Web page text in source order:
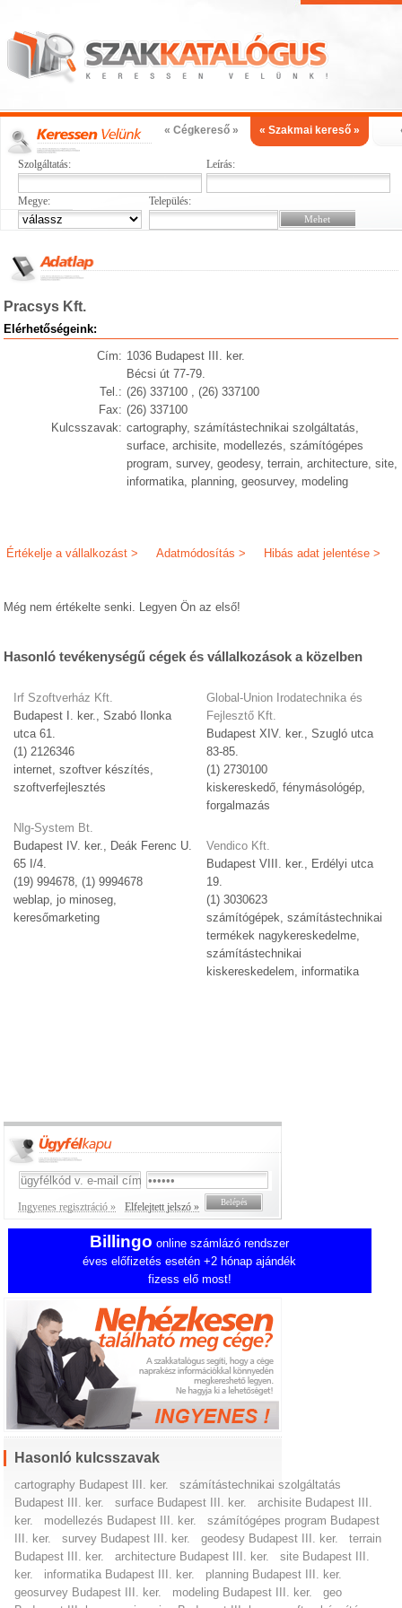
« Cégkereső » « Szakmai kereső »
Szolgáltatás: Leírás:
Megye: Település:
Pracsys Kft.
Elérhetőségeink:
Cím: 1036 Budapest III. ker.
Bécsi út 77-79.
Tel.: (26) 337100 , (26) 337100
Fax: (26) 337100
Kulcsszavak: cartography, számítástechnikai szolgáltatás,
surface, archisite, modellezés, számítógépes
program, survey, geodesy, terrain, architecture, site,
informatika, planning, geosurvey, modeling
Hibás adat jelentése >
Adatmódosítás >
Értékelje a vállalkozást >
Még nem értékelte senki. Legyen Ön az első!
Hasonló tevékenységű cégek és vállalkozások a közelben
Irf Szoftverház Kft.
Budapest I. ker., Szabó Ilonka
utca 61.
(1) 2126346
internet, szoftver készítés,
szoftverfejlesztés
Nlg-System Bt.
Budapest IV. ker., Deák Ferenc U.
65 I/4.
(19) 994678, (1) 9994678
weblap, jo minoseg,
keresőmarketing
Global-Union Irodatechnika és
Fejlesztő Kft.
Budapest XIV. ker., Szugló utca
83-85.
(1) 2730100
kiskereskedő, fénymásológép,
forgalmazás
Vendico Kft.
Budapest VIII. ker., Erdélyi utca
19.
(1) 3030623
számítógépek, számítástechnikai
termékek nagykereskedelme,
számítástechnikai
kiskereskedelem, informatika
Ingyenes regisztráció » Elfelejtett jelszó »
Billingo online számlázó rendszer
éves előfizetés esetén +2 hónap ajándék
fizess elő most!
Hasonló kulcsszavak
cartography Budapest III. ker.
számítástechnikai szolgáltatás
Budapest III. ker.
surface Budapest III. ker.
archisite Budapest III.
ker.
modellezés Budapest III. ker.
számítógépes program Budapest
III. ker.
survey Budapest III. ker. geodesy Budapest III. ker.
terrain
Budapest III. ker.
architecture Budapest III. ker.
site Budapest III.
ker.
informatika Budapest III. ker.
planning Budapest III. ker.
geosurvey Budapest III. ker.
modeling Budapest III. ker.
geo